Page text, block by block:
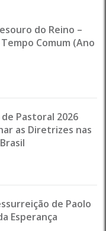
do Reino –
Comum (Ano
Pastoral 2026
as Diretrizes nas
de Paolo
Esperança